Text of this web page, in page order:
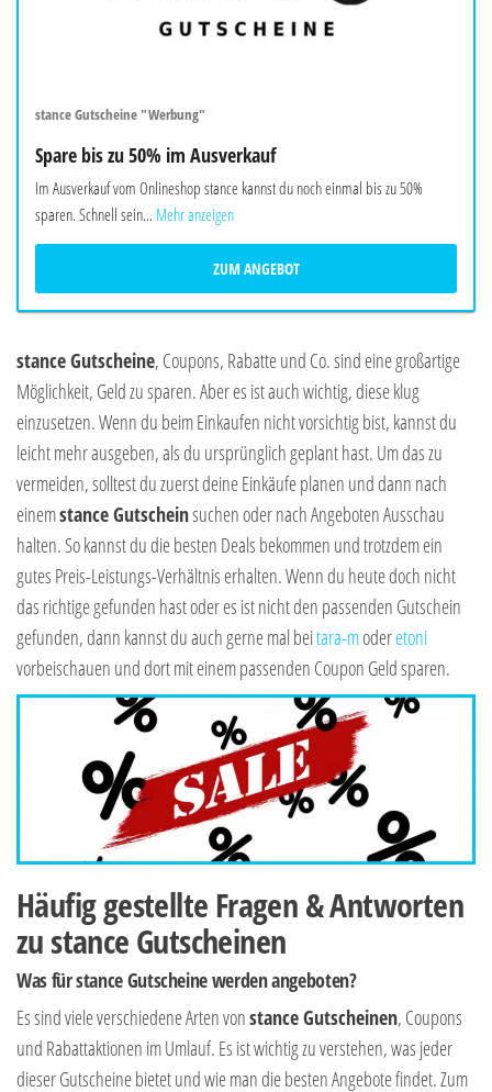
stance Gutscheine "Werbung"
Spare bis zu 50% im Ausverkauf
Im Ausverkauf vom Onlineshop stance kannst du noch einmal bis zu 50%
sparen. Schnell sein... Mehr anzeigen
ZUM ANGEBOT
stance Gutscheine, Coupons, Rabatte und Co. sind eine großartige
Möglichkeit, Geld zu sparen. Aber es ist auch wichtig, diese klug
einzusetzen. Wenn du beim Einkaufen nicht vorsichtig bist, kannst du
leicht mehr ausgeben, als du ursprünglich geplant hast. Um das zu
vermeiden, solltest du zuerst deine Einkäufe planen und dann nach
einemstance Gutscheinsuchen oder nach Angeboten Ausschau
halten. So kannst du die besten Deals bekommen und trotzdem ein
gutes Preis-Leistungs-Verhältnis erhalten. Wenn du heute doch nicht
das richtige gefunden hast oder es ist nicht den passenden Gutschein
gefunden, dann kannst du auch gerne mal beitara-moderetoni
vorbeischauen und dort mit einem passenden Coupon Geld sparen.
Häufig gestellte Fragen & Antworten
zu stance Gutscheinen
Was für stance Gutscheine werden angeboten?
Es sind viele verschiedene Arten vonstance Gutscheinen, Coupons
und Rabattaktionen im Umlauf. Es ist wichtig zu verstehen, was jeder
dieser Gutscheine bietet und wie man die besten Angebote findet. Zum